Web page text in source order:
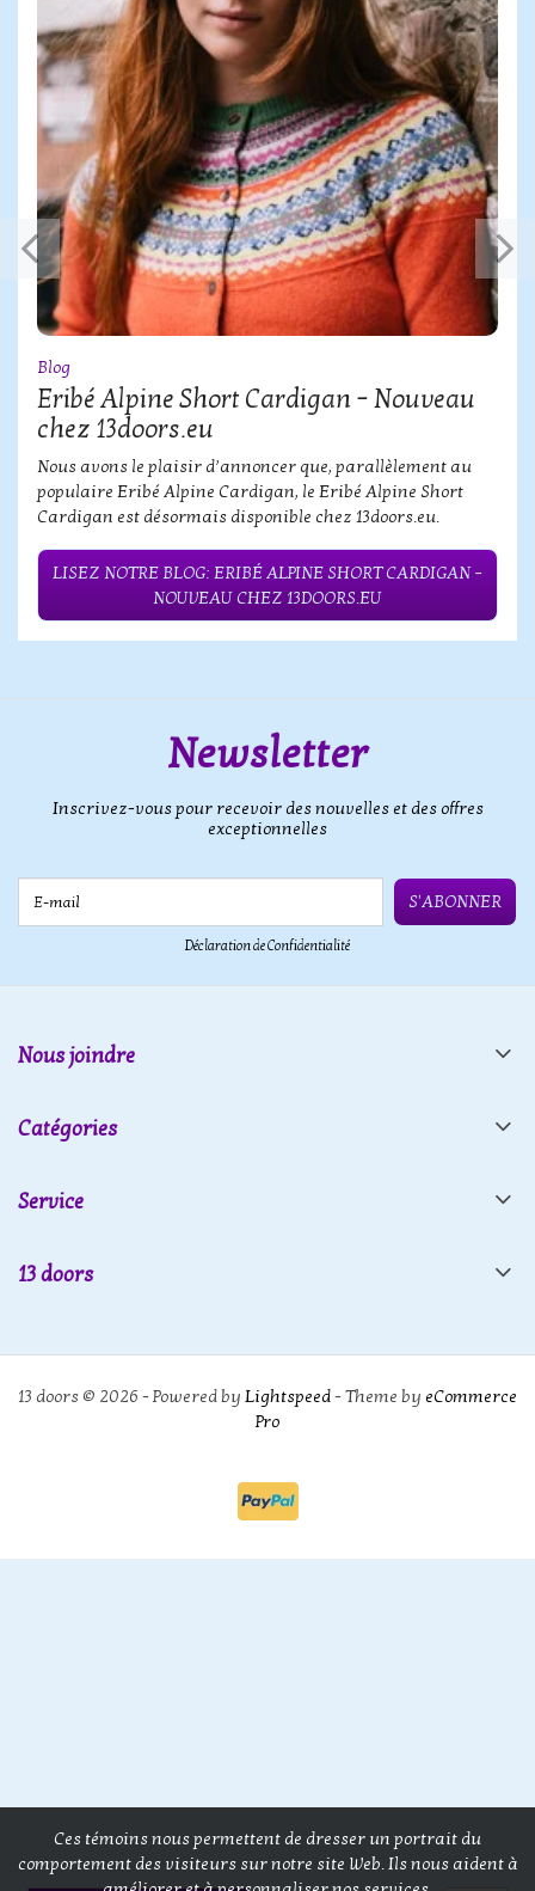
Blog
Eribé Alpine Short Cardigan – Nouveau
chez 13doors.eu
Nous avons le plaisir d’annoncer que, parallèlement au
populaire Eribé Alpine Cardigan, le Eribé Alpine Short
Cardigan est désormais disponible chez 13doors.eu.
LISEZ NOTRE BLOG: ERIBÉ ALPINE SHORT CARDIGAN –
NOUVEAU CHEZ 13DOORS.EU
Newsletter
Inscrivez-vous pour recevoir des nouvelles et des offres
exceptionnelles
S'ABONNER
Déclaration de Confidentialité
Nous joindre
Catégories
Service
13 doors
13 doors © 2026 - Powered by Lightspeed- Theme by eCommerce
Pro
Ces témoins nous permettent de dresser un portrait du
comportement des visiteurs sur notre site Web. Ils nous aident à